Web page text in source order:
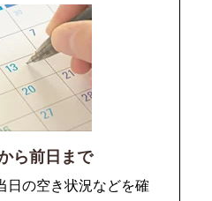
ら前日まで
日の空き状況などを確